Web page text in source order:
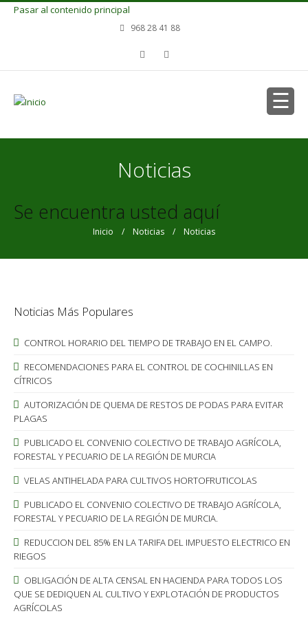
Pasar al contenido principal
968 28 41 88
Noticias
Se encuentra usted aquí
Inicio / Noticias / Noticias
Noticias Más Populares
CONTROL HORARIO DEL TIEMPO DE TRABAJO EN EL CAMPO.
RECOMENDACIONES PARA EL CONTROL DE COCHINILLAS EN
CÍTRICOS
AUTORIZACIÓN DE QUEMA DE RESTOS DE PODAS PARA EVITAR
PLAGAS
PUBLICADO EL CONVENIO COLECTIVO DE TRABAJO AGRÍCOLA,
FORESTAL Y PECUARIO DE LA REGIÓN DE MURCIA
VELAS ANTIHELADA PARA CULTIVOS HORTOFRUTICOLAS
PUBLICADO EL CONVENIO COLECTIVO DE TRABAJO AGRÍCOLA,
FORESTAL Y PECUARIO DE LA REGIÓN DE MURCIA.
REDUCCION DEL 85% EN LA TARIFA DEL IMPUESTO ELECTRICO EN
RIEGOS
OBLIGACIÓN DE ALTA CENSAL EN HACIENDA PARA TODOS LOS
QUE SE DEDIQUEN AL CULTIVO Y EXPLOTACIÓN DE PRODUCTOS
AGRÍCOLAS